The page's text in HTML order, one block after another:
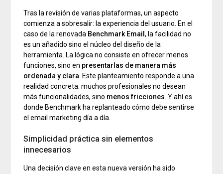
Tras la revisión de varias plataformas, un aspecto
comienza a sobresalir: la experiencia del usuario. En el
caso de la renovada Benchmark Email, la facilidad no
es un añadido sino el núcleo del diseño de la
herramienta. La lógica no consiste en ofrecer menos
funciones, sino en presentarlas de manera más
ordenada y clara. Este planteamiento responde a una
realidad concreta: muchos profesionales no desean
más funcionalidades, sino menos fricciones. Y ahí es
donde Benchmark ha replanteado cómo debe sentirse
el email marketing día a día.
Simplicidad práctica sin elementos
innecesarios
Una decisión clave en esta nueva versión ha sido